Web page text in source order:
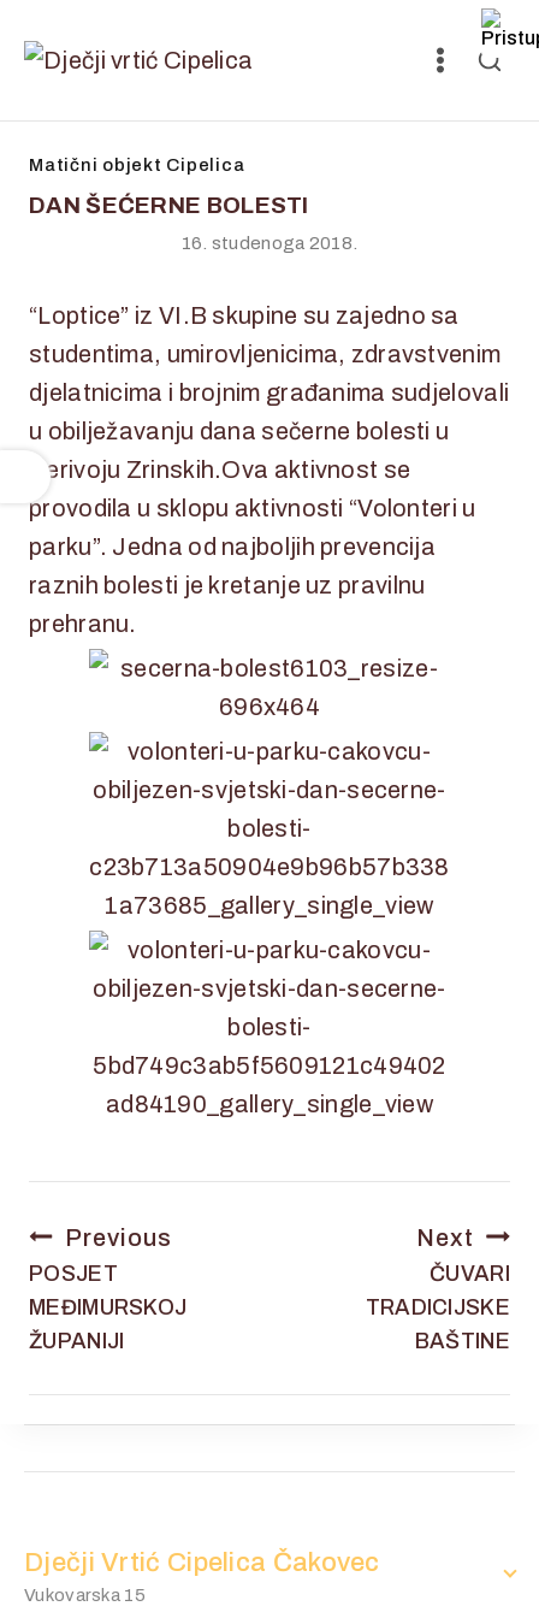
Matični objekt Cipelica
DAN ŠEĆERNE BOLESTI
16. studenoga 2018.
“Loptice” iz VI.B skupine su zajedno sa
studentima, umirovljenicima, zdravstvenim
djelatnicima i brojnim građanima sudjelovali
u obilježavanju dana sečerne bolesti u
Perivoju Zrinskih.Ova aktivnost se
provodila u sklopu aktivnosti “Volonteri u
parku”. Jedna od najboljih prevencija
raznih bolesti je kretanje uz pravilnu
prehranu.
Previous
POSJET
MEĐIMURSKOJ
ŽUPANIJI
Next
ČUVARI
TRADICIJSKE
BAŠTINE
Dječji Vrtić Cipelica Čakovec
Vukovarska 15